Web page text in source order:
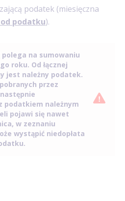
podatek (miesięczna
podatku).
polega na sumowaniu
roku. Od łącznej
jest należny podatek.
przez
podatkiem należnym
pojawi się nawet
w zeznaniu
wystąpić niedopłata